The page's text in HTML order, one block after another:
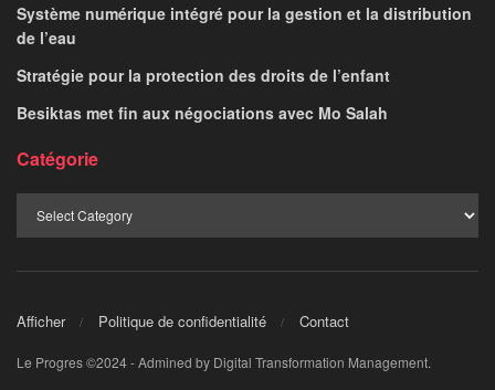
Système numérique intégré pour la gestion et la distribution
de l’eau
Stratégie pour la protection des droits de l’enfant
Besiktas met fin aux négociations avec Mo Salah
Catégorie
Afficher Politique de confidentialité Contact
Le Progres ©2024 - Admined by Digital Transformation Management.